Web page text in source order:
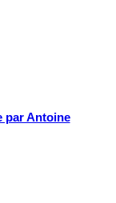
par Antoine